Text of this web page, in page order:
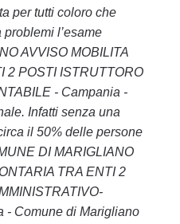
per tutti coloro che
l’esame
AVVISO MOBILITA
2 POSTI ISTRUTTORO
- Campania -
Infatti senza una
il 50% delle persone
DI MARIGLIANO
TRA ENTI 2
- Comune di Marigliano